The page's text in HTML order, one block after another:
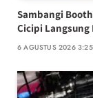
Sambangi
Cicipi Langsung
6 AGUSTUS 2026